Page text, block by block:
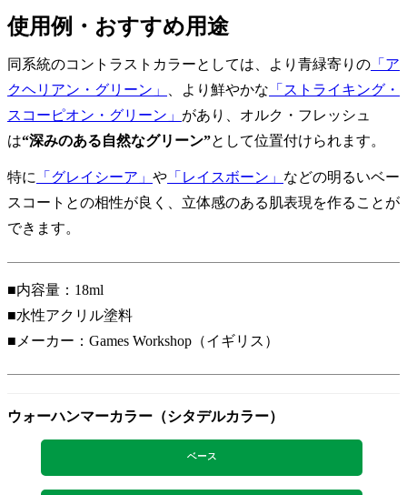
使用例・おすすめ用途
同系統のコントラストカラーとしては、より青緑寄りの 「ア
クヘリアン・グリーン」
、より鮮やかな 「ストライキング・
スコーピオン・グリーン」 があり、オルク・フレッシュ
は“深みのある自然なグリーン”として位置付けられます。
特に 「グレイシーア」 や 「レイスボーン」 などの明るいベー
スコートとの相性が良く、立体感のある肌表現を作ることが
できます。
■内容量：18ml
■水性アクリル塗料
■メーカー：Games Workshop（イギリス）
ウォーハンマーカラー（シタデルカラー）
ベース